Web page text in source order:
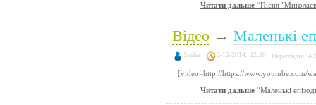
Читати дальше “Пісня
Відео → Маленькі
Sasha 2-12-2014, 22:20 Переглядів:
[video=http://https://www.youtube.com/
Читати дальше “Маленькі